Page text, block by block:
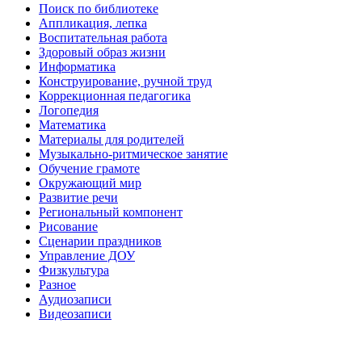
Поиск по библиотеке
Аппликация, лепка
Воспитательная работа
Здоровый образ жизни
Информатика
Конструирование, ручной труд
Коррекционная педагогика
Логопедия
Математика
Материалы для родителей
Музыкально-ритмическое занятие
Обучение грамоте
Окружающий мир
Развитие речи
Региональный компонент
Рисование
Сценарии праздников
Управление ДОУ
Физкультура
Разное
Аудиозаписи
Видеозаписи